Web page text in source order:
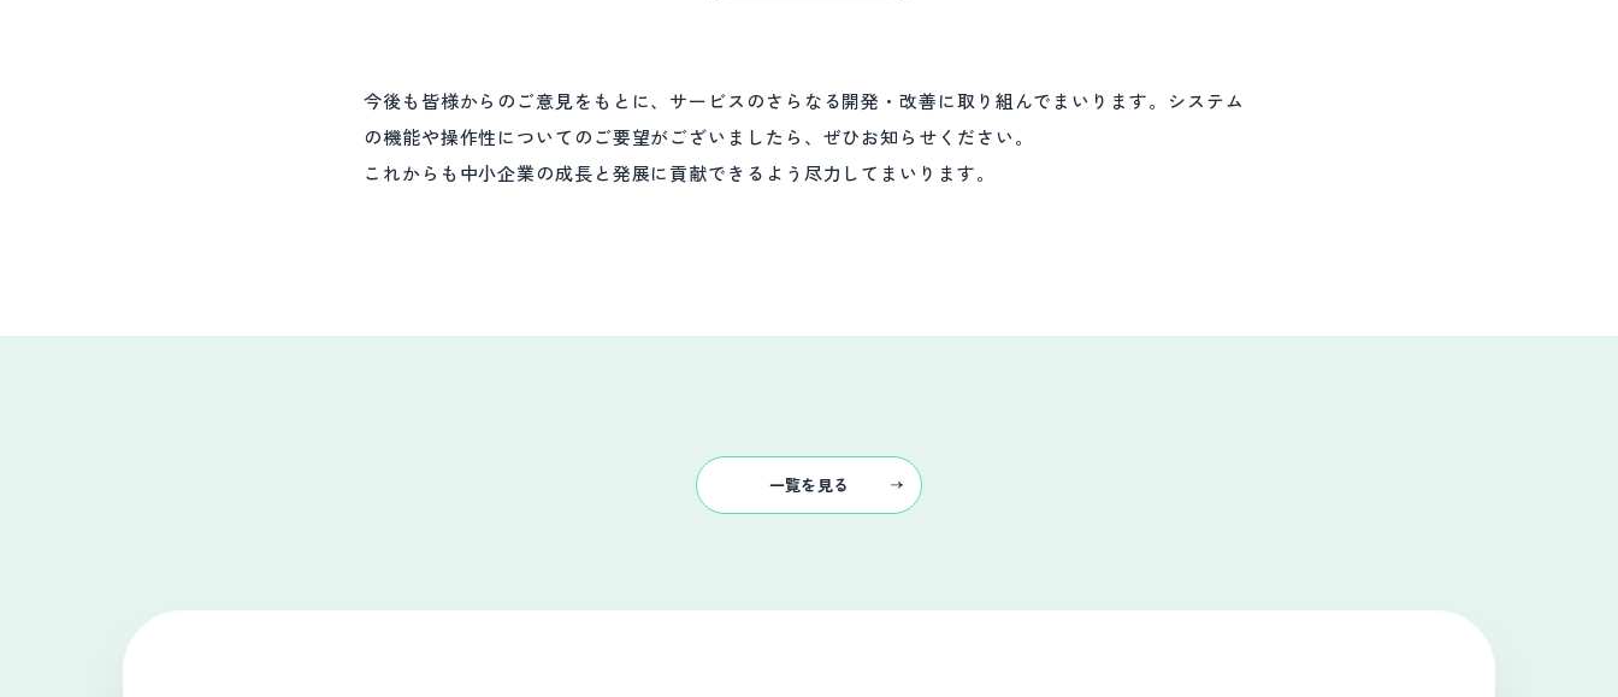
今後も皆様からのご意見をもとに、サービスのさらなる開発・改善に取り組んでまいります。システム
の機能や操作性についてのご要望がございましたら、ぜひお知らせください。
これからも中小企業の成長と発展に貢献できるよう尽力してまいります。
一覧を見る